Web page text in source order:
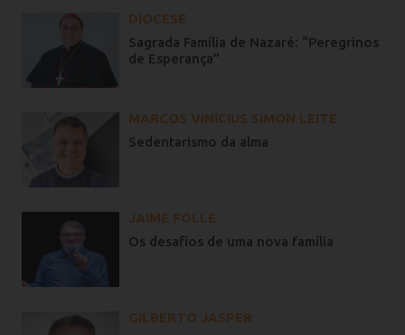
DIOCESE
Sagrada Família de Nazaré: “Peregrinos
de Esperança”
MARCOS VINICIUS SIMON LEITE
Sedentarismo da alma
JAIME FOLLE
Os desafios de uma nova família
GILBERTO JASPER